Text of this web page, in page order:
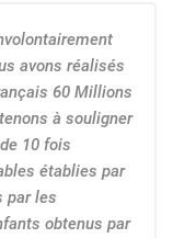
avons réalisés
60 Millions
à souligner
10 fois
établies par
par les
obtenus par